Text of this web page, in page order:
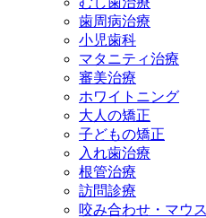
歯周病治療
小児歯科
マタニティ治療
審美治療
ホワイトニング
大人の矯正
子どもの矯正
入れ歯治療
根管治療
訪問診療
咬み合わせ・マウ